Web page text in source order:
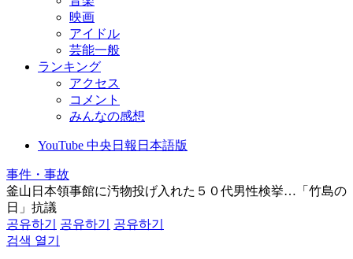
映画
アイドル
芸能一般
ランキング
アクセス
コメント
みんなの感想
YouTube 中央日報日本語版
事件・事故
釜山日本領事館に汚物投げ入れた５０代男性検挙…「竹島の
日」抗議
공유하기
공유하기
공유하기
검색 열기